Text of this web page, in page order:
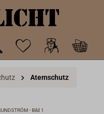
Atemschutz
- Bild 1